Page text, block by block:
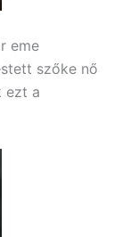
eme
szőke nő
ezt a